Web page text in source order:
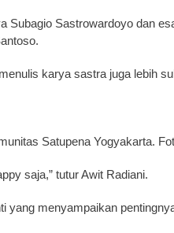
Subagio Sastrowardoyo dan
karya sastra juga lebih
Satupena Yogyakarta.
saja,” tutur Awit Radiani.
yang menyampaikan